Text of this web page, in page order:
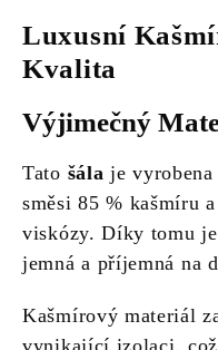
Luxusní
Kvalita
Výjimečný
Tato šála je
směsi 85 % kašmíru
viskózy. Díky tomu
jemná a příjemná na
Kašmírový materiál